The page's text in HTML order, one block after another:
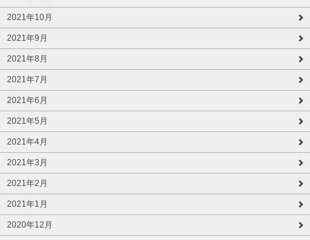
2021年10月
2021年9月
2021年8月
2021年7月
2021年6月
2021年5月
2021年4月
2021年3月
2021年2月
2021年1月
2020年12月